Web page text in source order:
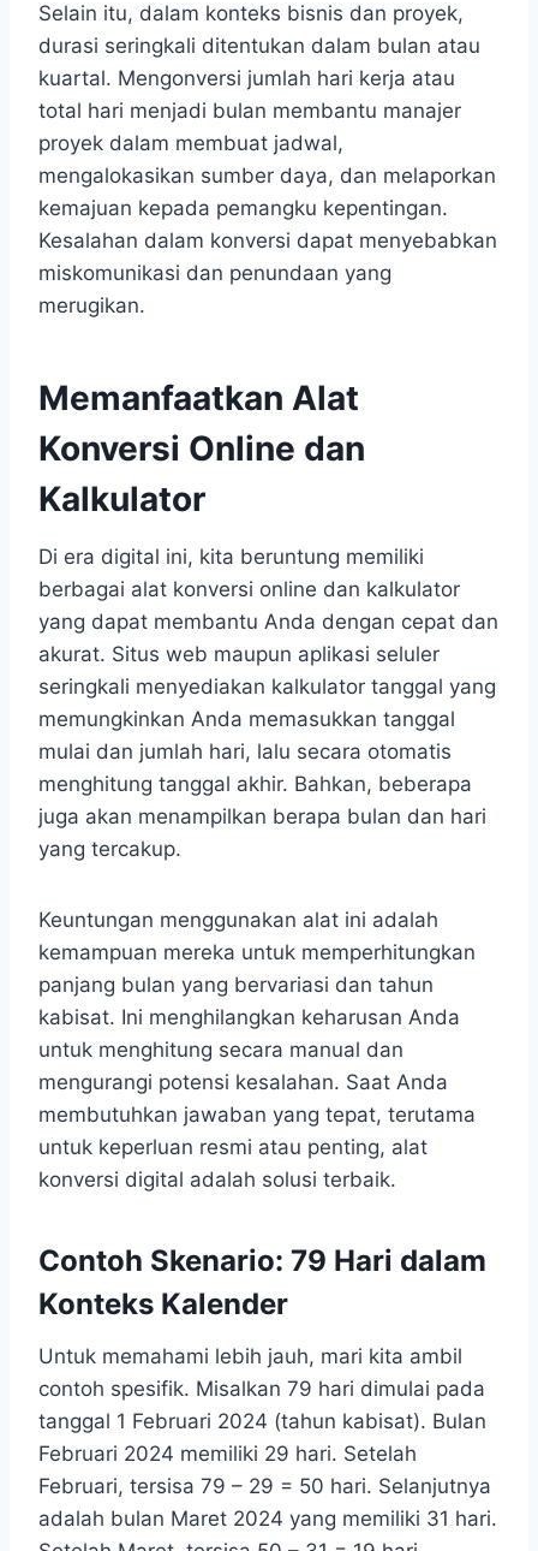
Selain itu, dalam konteks bisnis dan proyek,
durasi seringkali ditentukan dalam bulan atau
kuartal. Mengonversi jumlah hari kerja atau
total hari menjadi bulan membantu manajer
proyek dalam membuat jadwal,
mengalokasikan sumber daya, dan melaporkan
kemajuan kepada pemangku kepentingan.
Kesalahan dalam konversi dapat menyebabkan
miskomunikasi dan penundaan yang
merugikan.
Memanfaatkan Alat
Konversi Online dan
Kalkulator
Di era digital ini, kita beruntung memiliki
berbagai alat konversi online dan kalkulator
yang dapat membantu Anda dengan cepat dan
akurat. Situs web maupun aplikasi seluler
seringkali menyediakan kalkulator tanggal yang
memungkinkan Anda memasukkan tanggal
mulai dan jumlah hari, lalu secara otomatis
menghitung tanggal akhir. Bahkan, beberapa
juga akan menampilkan berapa bulan dan hari
yang tercakup.
Keuntungan menggunakan alat ini adalah
kemampuan mereka untuk memperhitungkan
panjang bulan yang bervariasi dan tahun
kabisat. Ini menghilangkan keharusan Anda
untuk menghitung secara manual dan
mengurangi potensi kesalahan. Saat Anda
membutuhkan jawaban yang tepat, terutama
untuk keperluan resmi atau penting, alat
konversi digital adalah solusi terbaik.
Contoh Skenario: 79 Hari dalam
Konteks Kalender
Untuk memahami lebih jauh, mari kita ambil
contoh spesifik. Misalkan 79 hari dimulai pada
tanggal 1 Februari 2024 (tahun kabisat). Bulan
Februari 2024 memiliki 29 hari. Setelah
Februari, tersisa 79 – 29 = 50 hari. Selanjutnya
adalah bulan Maret 2024 yang memiliki 31 hari.